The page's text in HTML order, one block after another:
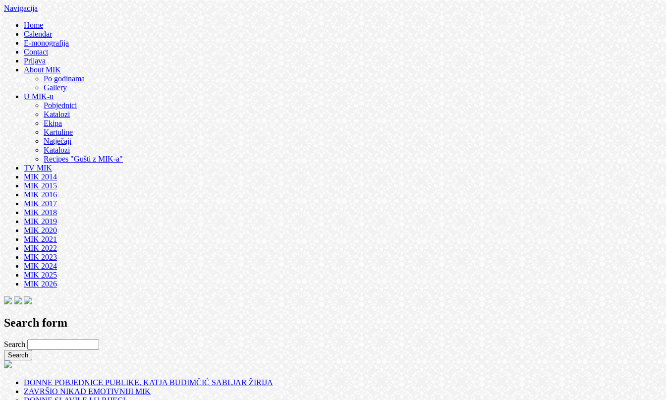
Navigacija
Home
Calendar
E-monografija
Contact
Prijava
About MIK
Po godinama
Gallery
U MIK-u
Pobjednici
Katalozi
Ekipa
Kartuline
Natječaji
Katalozi
Recipes "Gušti z MIK-a"
TV MIK
MIK 2014
MIK 2015
MIK 2016
MIK 2017
MIK 2018
MIK 2019
MIK 2020
MIK 2021
MIK 2022
MIK 2023
MIK 2024
MIK 2025
MIK 2026
Search form
Search
DONNE POBJEDNICE PUBLIKE, KATJA BUDIMČIĆ SABLJAR ŽIRIJA
ZAVRŠIO NIKAD EMOTIVNIJI MIK